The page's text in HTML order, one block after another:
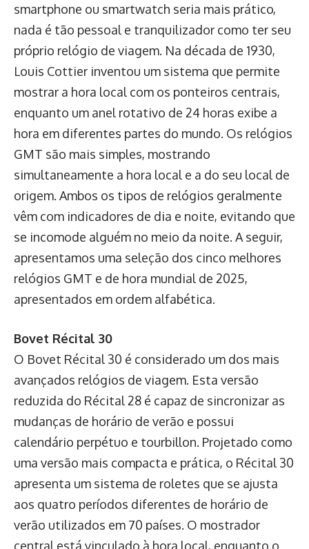
smartphone ou smartwatch seria mais prático,
nada é tão pessoal e tranquilizador como ter seu
próprio relógio de viagem. Na década de 1930,
Louis Cottier inventou um sistema que permite
mostrar a hora local com os ponteiros centrais,
enquanto um anel rotativo de 24 horas exibe a
hora em diferentes partes do mundo. Os relógios
GMT são mais simples, mostrando
simultaneamente a hora local e a do seu local de
origem. Ambos os tipos de relógios geralmente
vêm com indicadores de dia e noite, evitando que
se incomode alguém no meio da noite. A seguir,
apresentamos uma seleção dos cinco melhores
relógios GMT e de hora mundial de 2025,
apresentados em ordem alfabética.
Bovet Récital 30
O Bovet Récital 30 é considerado um dos mais
avançados relógios de viagem. Esta versão
reduzida do Récital 28 é capaz de sincronizar as
mudanças de horário de verão e possui
calendário perpétuo e tourbillon. Projetado como
uma versão mais compacta e prática, o Récital 30
apresenta um sistema de roletes que se ajusta
aos quatro períodos diferentes de horário de
verão utilizados em 70 países. O mostrador
central está vinculado à hora local, enquanto o